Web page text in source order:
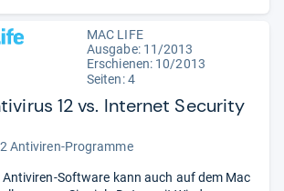
MAC LIFE
Ausgabe: 11/2013
Erschienen: 10/2013
Seiten: 4
12 vs. Internet Security
Antiviren-Programme
Antiviren-Software kann auch auf dem Mac